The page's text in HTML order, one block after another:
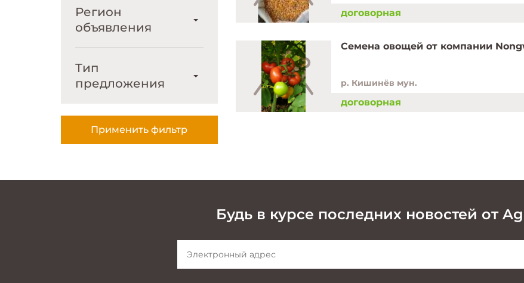
Регион
объявления
Тип
предложения
договорная
Семена овощей от компании
р. Кишинёв мун.
договорная
Будь в курсе последних новостей от